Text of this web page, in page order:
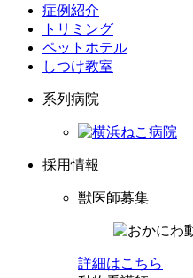
症例紹介
トリミング
ペットホテル
しつけ教室
系列病院
採用情報
獣医師募集
詳細はこちら